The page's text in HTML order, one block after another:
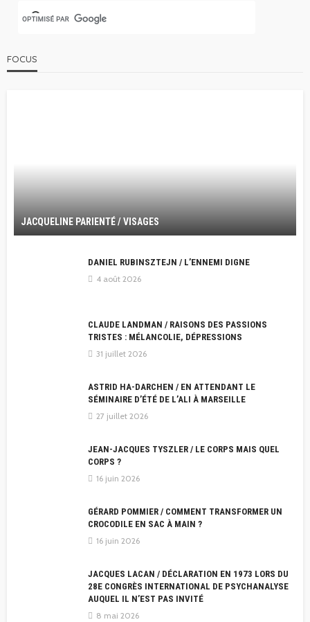
FOCUS
JACQUELINE PARIENTÉ / VISAGES
DANIEL RUBINSZTEJN / L’ENNEMI DIGNE
4 août 2026
CLAUDE LANDMAN / RAISONS DES PASSIONS
TRISTES : MÉLANCOLIE, DÉPRESSIONS
31 juillet 2026
ASTRID HA-DARCHEN / EN ATTENDANT LE
SÉMINAIRE D’ÉTÉ DE L’ALI À MARSEILLE
27 juillet 2026
JEAN-JACQUES TYSZLER / LE CORPS MAIS QUEL
CORPS ?
16 juin 2026
GÉRARD POMMIER / COMMENT TRANSFORMER UN
CROCODILE EN SAC À MAIN ?
16 juin 2026
JACQUES LACAN / DÉCLARATION EN 1973 LORS DU
28E CONGRÈS INTERNATIONAL DE PSYCHANALYSE
AUQUEL IL N’EST PAS INVITÉ
8 mai 2026